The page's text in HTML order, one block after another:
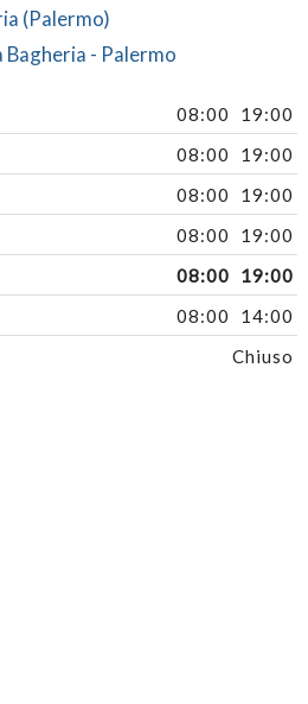
(Palermo)
- Palermo
08:00 19:00
08:00 19:00
08:00 19:00
08:00 19:00
08:00 19:00
08:00 14:00
Chiuso